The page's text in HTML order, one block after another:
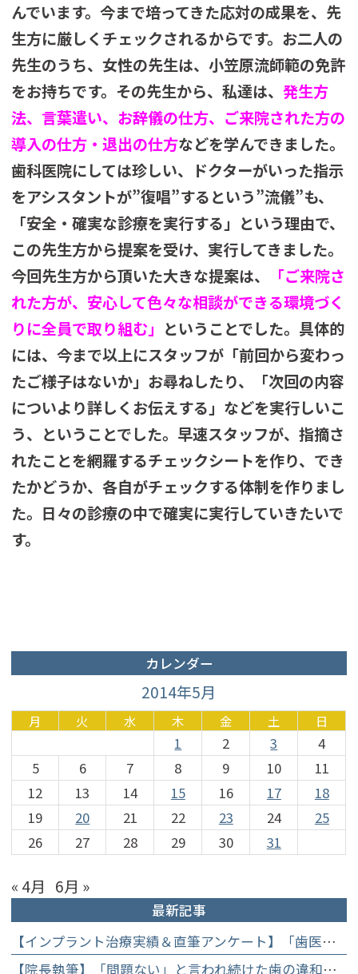
んでいます。今まで培ってきた応対の成果を、先
生方に厳しくチェックされるからです。お二人の
先生のうち、女性の先生は、小笠原流師範の免許
をお持ちです。その先生から、私達は、発生方
法、言葉遣い、お辞儀の仕方、ご来院された方の
導入の仕方・退出の仕方などを学んできました。
歯科医院にしては珍しい、ドクターがいった指示
をアシスタントが”復唱”するという”流儀”も、
「安全・確実な診療を実行する」という理由で、
この先生方から提案を受け、実行してきました。
今回先生方から頂いた大きな提案は、
「ご来院さ
れた方が、安心して色々な相談ができる環境づく
りに全員で取り組む」 ということでした。具体的
には、今まで以上にスタッフが「前回から変わっ
たご様子はないか」お尋ねしたり、「次回の内容
についより詳しくお伝えする」などを実行しいこ
う、ということでした。早速スタッフが、指摘さ
れたことを網羅するチェックシートを作り、でき
たかどうか、各自がチェックする体制を作りまし
た。日々の診療の中で確実に実行していきたいで
す。
カレンダー
2014年5月
月 火 水 木 金 土 日
1 2 3
4
5
6 7 8 9 10
11
12
13 14 15 16 17
18
19
20 21 22 23 24
25
26
27 28 29 30 31
« 4月 6月 »
最新記事
【インプラント治療実績＆直筆アンケート】「歯医者が怖かった」トラウマを乗り越えて。70歳・介護士女性が手に入れた「晴れ晴れとした笑顔」と人生を支える噛み合わせ】
【院長執筆】「問題ない」と言われ続けた歯の違和感……60代女性が「80歳で20本の自前の歯」を守るために選んだ精密総合治療の全貌